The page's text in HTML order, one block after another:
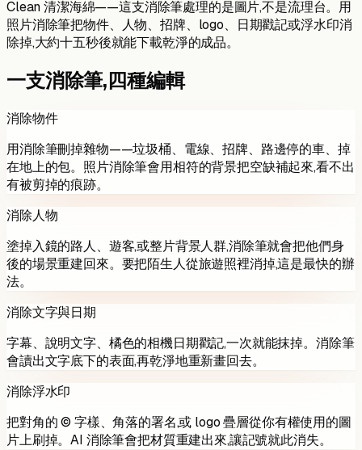
Clean 清潔海綿——這支消除筆處理的是圖片,不是流理台。用
照片消除筆把物件、人物、招牌、logo、日期戳記或浮水印消
除掉,大約十五秒後就能下載乾淨的成品。
一支消除筆,四種編輯
消除物件
用消除筆刪掉雜物——垃圾桶、電線、招牌、路邊停的車、掉
在地上的包。照片消除筆會用相符的背景把空缺補起來,看不出
有被剪掉的痕跡。
消除人物
塗掉入鏡的路人、遊客,或整片背景人群,消除筆就會把他們身
後的場景重建回來。要把陌生人從旅遊照裡消掉,這是最快的辦
法。
消除文字與日期
字幕、說明文字、橘色的相機日期戳記,一次就能抹掉。消除筆
會讀出文字底下的表面,再乾淨地重新畫回去。
消除浮水印
把對角的 © 字樣、角落的署名,或 logo 疊層從你有權使用的圖
片上刷掉。AI 消除筆會把材質重建出來,讓記號就此消失。